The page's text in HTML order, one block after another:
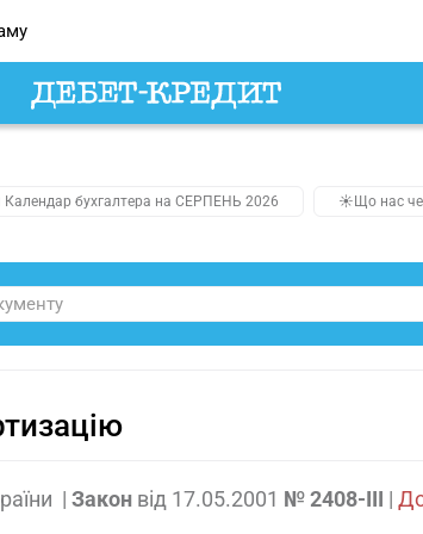
Календар бухгалтера на СЕРПЕНЬ 2026 ☀️Що нас
| Закон від 17.05.2001 № 2408-III |